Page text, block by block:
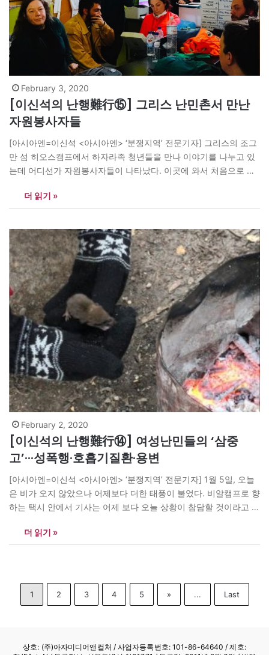
February 3, 2020
[이신석의 난행難行⑮] 그리스 난민촌서 만난
자원봉사자들
[아시아엔=이신석 <아시아엔> ‘분쟁지역’ 전문기자] 그리스의 조그
만 섬 히오스캠프에서 하자라족 청년들을 만나 이야기를 나누고 있
는데 어디선가 자원봉사자들이 나타났다. 이곳에 와서 처음으로 보
와 오물 등을 순식간에 치우기 시작했다. 시작한 지 10분도 채 안돼
더 읽기 »
February 2, 2020
[이신석의 난행難行⑭] 여성난민들의 ‘삼중
고’···성폭행·호흡기질환·용변
[아시아엔=이신석 <아시아엔> ‘분쟁지역’ 전문기자] 1월 5일, 오늘
은 비가 오지 않았으나 어제보다 더한 태풍이 불었다. 비알캠프로 향
하는 택시 안에서 기사는 어제 보다 오늘 상황이 참담할 것이라고 했
물으니 그는 “가서 한번 보라. 아마 처참한 광경이 펼쳐져 있을 것이
다”라고 했다. 바람이 불면…
더 읽기 »
1 2 3 4 5 » ... Last
상호: (주)아자미디어앤컬처 /사업자등록번호: 101-86-64640 / 제호: